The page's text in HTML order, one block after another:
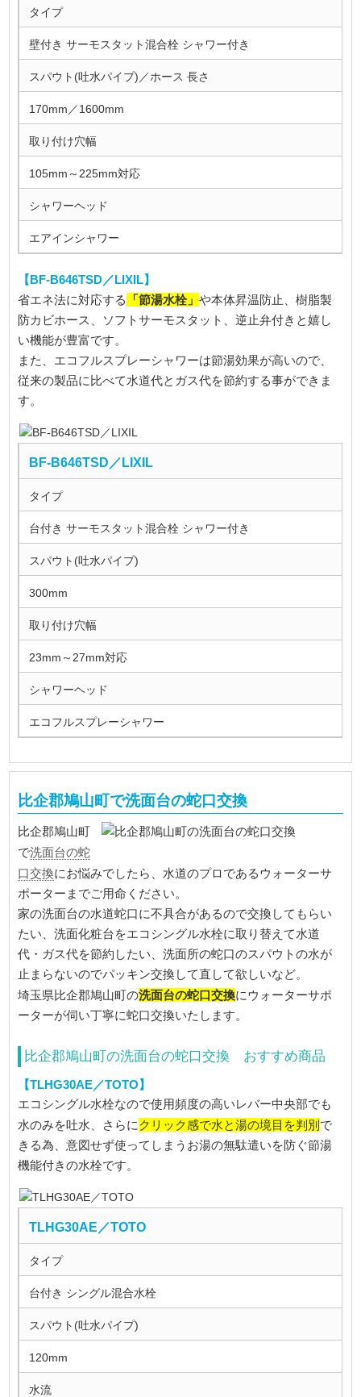
タイプ
壁付き サーモスタット混合栓 シャワー付き
スパウト(吐水パイプ)／ホース 長さ
170mm／1600mm
取り付け穴幅
105mm～225mm対応
シャワーヘッド
エアインシャワー
【BF-B646TSD／LIXIL】
省エネ法に対応する 「節湯水栓」や本体昇温防止、樹脂製
防カビホース、ソフトサーモスタット、逆止弁付きと嬉し
い機能が豊富です。
また、エコフルスプレーシャワーは節湯効果が高いので、
従来の製品に比べて水道代とガス代を節約する事ができま
す。
BF-B646TSD／LIXIL
タイプ
台付き サーモスタット混合栓 シャワー付き
スパウト(吐水パイプ)
300mm
取り付け穴幅
23mm～27mm対応
シャワーヘッド
エコフルスプレーシャワー
比企郡鳩山町で洗面台の蛇口交換
比企郡鳩山町
で洗面台の蛇
口交換にお悩みでしたら、水道のプロであるウォーターサ
ポーターまでご用命ください。
家の洗面台の水道蛇口に不具合があるので交換してもらい
たい、洗面化粧台をエコシングル水栓に取り替えて水道
代・ガス代を節約したい、洗面所の蛇口のスパウトの水が
止まらないのでパッキン交換して直して欲しいなど。
埼玉県比企郡鳩山町の洗面台の蛇口交換にウォーターサポ
ーターが伺い丁寧に蛇口交換いたします。
比企郡鳩山町の洗面台の蛇口交換 おすすめ商品
【TLHG30AE／TOTO】
エコシングル水栓なので使用頻度の高いレバー中央部でも
水のみを吐水、さらに クリック感で水と湯の境目を判別 で
きる為、意図せず使ってしまうお湯の無駄遣いを防ぐ節湯
機能付きの水栓です。
TLHG30AE／TOTO
タイプ
台付き シングル混合水栓
スパウト(吐水パイプ)
120mm
水流